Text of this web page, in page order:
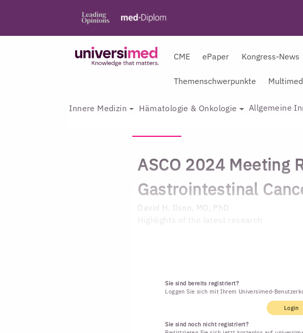
CME ePaper Kongress-News
Themenschwerpunkte
Innere Medizin Hämatologie & Onkologie Allgemeine
ASCO 2024 Meeting
Gastrointestinal
David H. Ilson, MD, PhD
Highlights of the latest research
Sie sind bereits registriert?
Loggen Sie sich mit Ihrem Universimed-
Login
Sie sind noch nicht registriert?